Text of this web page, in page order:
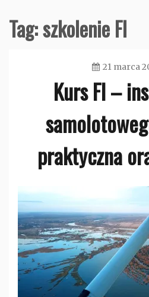
Tag:szkolenie FI
21 marca
Kurs FI –
praktyczna